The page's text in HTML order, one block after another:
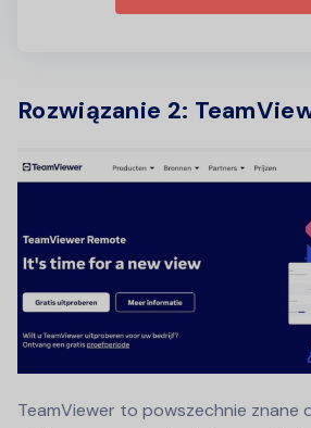
Rozwiązanie 2:
TeamViewer to powszechnie znane